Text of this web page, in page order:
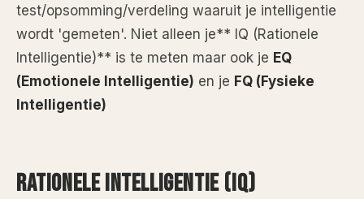
test/opsomming/verdeling waaruit je intelligentie
wordt 'gemeten'. Niet alleen je** IQ (Rationele
Intelligentie)** is te meten maar ook je EQ
(Emotionele Intelligentie) en je FQ (Fysieke
Intelligentie)
RATIONELE INTELLIGENTIE (IQ)